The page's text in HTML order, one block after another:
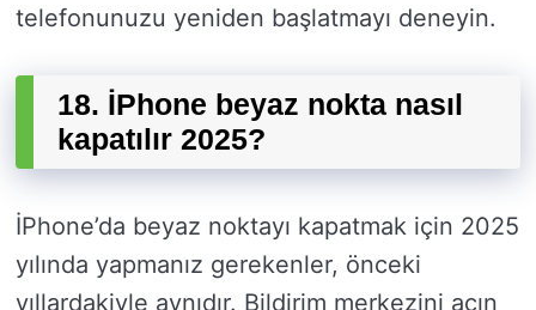
telefonunuzu yeniden başlatmayı deneyin.
18. İPhone beyaz nokta nasıl
kapatılır 2025?
İPhone’da beyaz noktayı kapatmak için 2025
yılında yapmanız gerekenler, önceki
yıllardakiyle aynıdır. Bildirim merkezini açın